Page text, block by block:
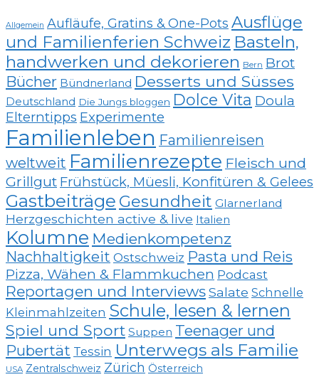
Allgemein Aufläufe, Gratins & One-Pots Ausflüge
und Familienferien Schweiz Basteln,
handwerken und dekorieren Bern Brot
Bücher Bündnerland Desserts und Süsses
Deutschland Die Jungs bloggen Dolce Vita Doula
Elterntipps Experimente
Familienleben Familienreisen
weltweit Familienrezepte Fleisch und
Grillgut Frühstück, Müesli, Konfitüren & Gelees
Gastbeiträge Gesundheit Glarnerland
Herzgeschichten active & live Italien
Kolumne Medienkompetenz
Nachhaltigkeit Ostschweiz Pasta und Reis
Pizza, Wähen & Flammkuchen Podcast
Reportagen und InterviewsSalate Schnelle
Kleinmahlzeiten Schule, lesen & lernen
Spiel und Sport Suppen Teenager und
Pubertät Tessin Unterwegs als Familie
USA Zentralschweiz Zürich Österreich